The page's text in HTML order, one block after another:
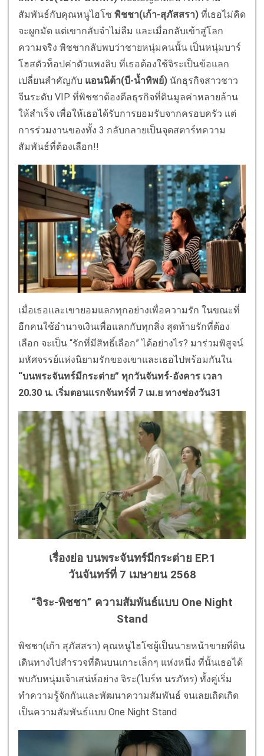
สัมพันธ์กับคุณหนูไฮโซ พิชชา(เก้า-สุภัสสรา) ที่เธอไม่คิด
จะผูกมัด แต่เขากลับจำไม่ลืม และเมื่อกลับเข้าสู่โลก
ความจริง พิชชากลับพบว่าชายหนุ่มคนนั้น เป็นหนุ่มบาร์
โฮสตัวท็อปค่าตัวแพงลิบ ที่เธอต้องใช้จิระเป็นข้อแลก
เปลี่ยนสำคัญกับ แอนนิต้า(บี-น้ำทิพย์) นักธุรกิจสาวชาว
จีนระดับ VIP ที่พิชชาต้องดีลธุรกิจที่ดินมูลค่าหลายล้าน
ให้สำเร็จ เพื่อให้เธอได้รับการยอมรับจากครอบครัว แต่
การร่วมงานของทั้ง 3 กลับกลายเป็นจุดสตาร์ทความ
สัมพันธ์ที่ต้องเลือก!!
เมื่อเธอและเขายอมแลกทุกอย่างเพื่อความรัก ในขณะที่
อีกคนใช้อำนาจเงินเพื่อแลกกับทุกสิ่ง สุดท้ายรักที่ต้อง
เลือก จะเป็น “รักที่มีสิทธิ์เลือก” ได้อย่างไร? มาร่วมพิสูจน์
มหัศจรรย์แห่งนิยามรักของเขาและเธอไปพร้อมกันใน
“บนพระจันทร์มีกระต่าย” ทุกวันจันทร์-อังคาร เวลา
20.30 น. เริ่มตอนแรกจันทร์ที่ 7 เม.ย ทางช่องวัน31
เรื่องย่อ บนพระจันทร์มีกระต่าย EP.1
วันจันทร์ที่ 7 เมษายน 2568
“จิระ-พิชชา” ความสัมพันธ์แบบ One Night
Stand
พิชชา(เก้า สุภัสสรา) คุณหนูไฮโซผู้เป็นนายหน้าขายที่ดิน
เดินทางไปสำรวจที่ดินบนเกาะเล็กๆ แห่งหนึ่ง ที่นั้นเธอได้
พบกับหนุ่มเจ้าเสน่ห์อย่าง จิระ(ไบร์ท นรภัทร) ทั้งคู่เริ่ม
ทำความรู้จักกันและพัฒนาความสัมพันธ์ จนเลยเถิดเกิด
เป็นความสัมพันธ์แบบ One Night Stand